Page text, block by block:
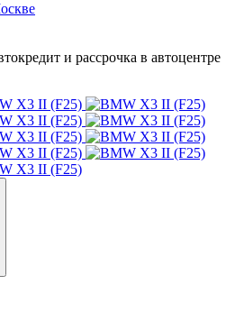
и рассрочка в автоцентре